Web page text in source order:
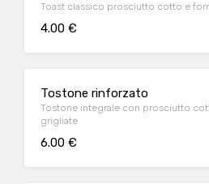
Toast classico prosciutto cotto e
4.00 €
Tostone rinforzato
Tostone integrale con prosciutto
grigliate
6.00 €